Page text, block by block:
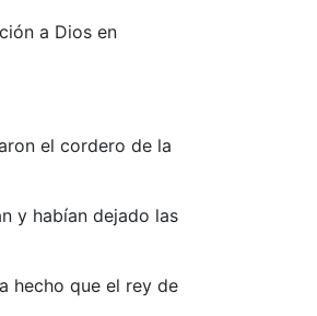
a Dios en
el cordero de la
y habían dejado las
hecho que el rey de